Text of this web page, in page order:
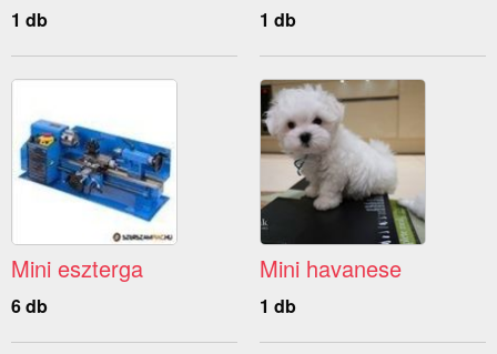
1 db 1 db
Mini eszterga
6 db
Mini havanese
1 db